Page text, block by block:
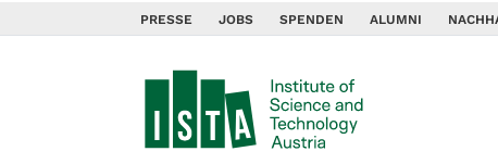
PRESSE JOBS SPENDEN ALUMNI